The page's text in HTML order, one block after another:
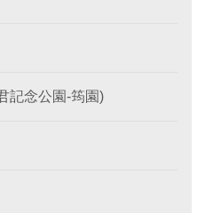
記念公園-筠園)